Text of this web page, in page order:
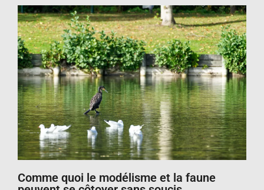
Comme quoi le modélisme et la faune